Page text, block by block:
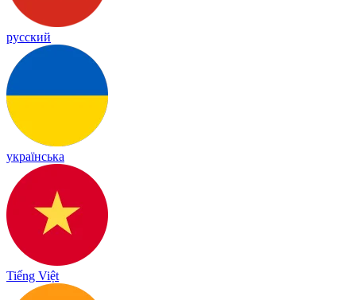
русский
українська
Tiếng Việt